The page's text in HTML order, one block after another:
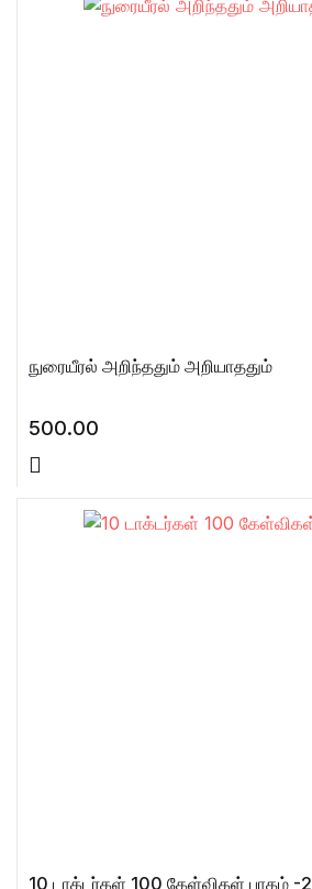
நுரையீரல் அறிந்ததும் அறியாததும்
500.00
10 டாக்டர்கள் 100 கேள்விகள் பாகம் -2